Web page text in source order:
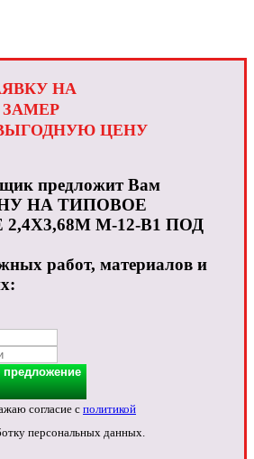
НА
ЦЕНУ
предложит Вам
НА ТИПОВОЕ
М-12-В1 ПОД
работ, материалов и
согласие с политикой
персональных данных.